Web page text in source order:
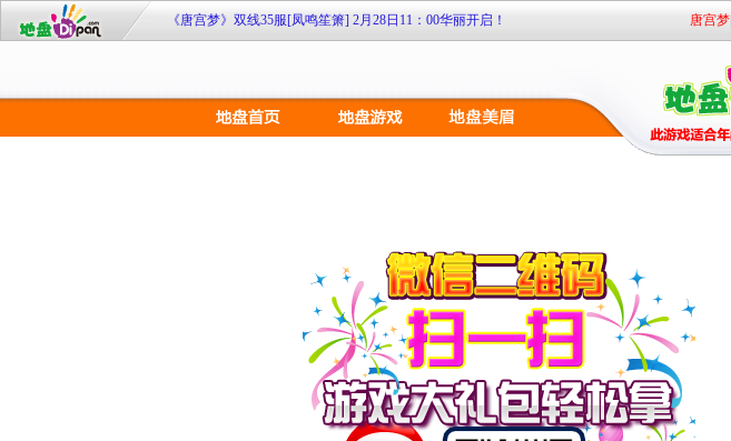
《唐宫梦》双线35服[凤鸣笙箫] 2月28日11：00华丽开启！
地盘网《宫廷计》最新服双线249区“芈月传奇”2月4日10:00 火爆开启！
《大侠传》特权商店限时开 欢乐扭蛋扭扭乐
唐宫梦|